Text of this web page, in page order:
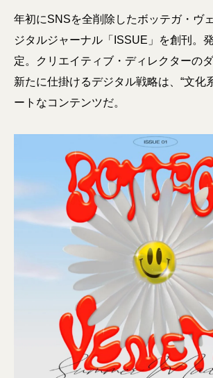
年初にSNSを全削除したボッテガ・ヴ
ジタルジャーナル「ISSUE」を創刊。
定。クリエイティブ・ディレクターの
新たに仕掛けるデジタル戦略は、“文化
ートなコンテンツだ。